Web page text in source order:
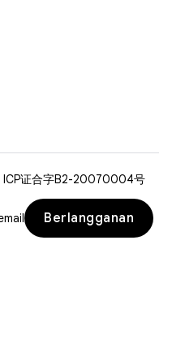
ICP证合字B2-20070004号
Berlangganan